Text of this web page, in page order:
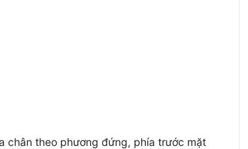
chân theo phương đứng, phía trước mặt